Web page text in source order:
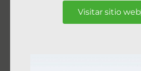
Visitar sitio web